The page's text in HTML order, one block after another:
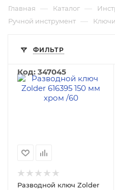
Главная — Каталог —
Ручной инструмент — Ключи
ФИЛЬТР
Код: 347045
Разводной ключ Zolder